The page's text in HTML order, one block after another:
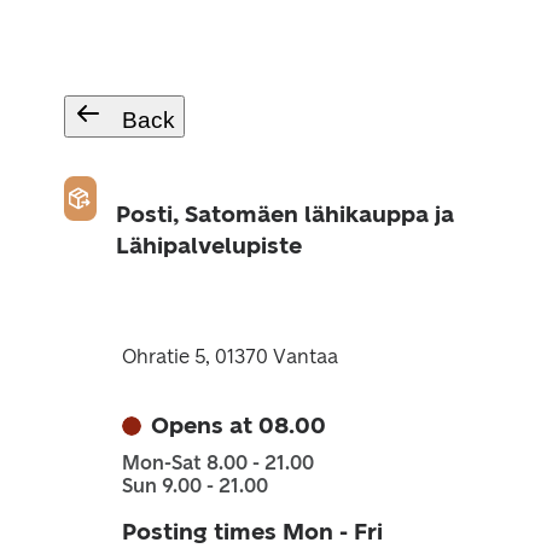
Back
Posti, Satomäen lähikauppa ja
Lähipalvelupiste
Ohratie 5, 01370 Vantaa
Opens at 08.00
Mon-Sat 8.00 - 21.00
Sun 9.00 - 21.00
Posting times Mon - Fri